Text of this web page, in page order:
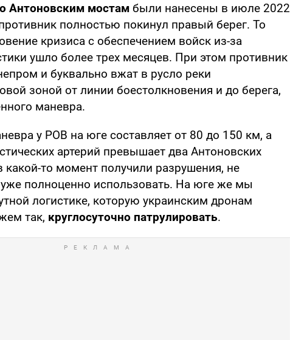
Антоновским мостам были нанесены в июле 2022
полностью покинул правый берег. То
кризиса с обеспечением войск из-за
ушло более трех месяцев. При этом противник
и буквально вжат в русло реки
зоной от линии боестолкновения и до берега,
маневра.
у РОВ на юге составляет от 80 до 150 км, а
артерий превышает два Антоновских
какой-то момент получили разрушения, не
полноценно использовать. На юге же мы
логистике, которую украинским дронам
так, круглосуточно патрулировать.